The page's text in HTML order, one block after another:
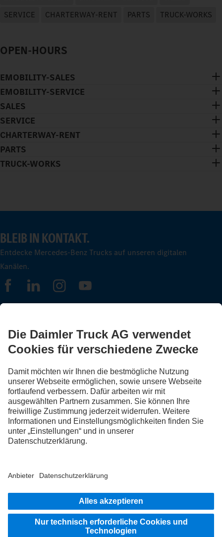
SERVICE
CHARTERWAY-RENT PARTS TRUCK-WORKS
OPEN-HOURS
EMOBILITY-SALES
EMOBILITY-SERVICE
SALES
SERVICE
CHARTERWAY-RENT
PARTS
TRUCK-WORKS
BLEIB IN KONTAKT.
Entdecke Mercedes-Benz Trucks auf unseren digitalen
Kanälen.
FOLLOW THE ROADSTARS.
Tausche jetzt Erfahrungen mit anderen Truckerinnen und
Truckern aus.